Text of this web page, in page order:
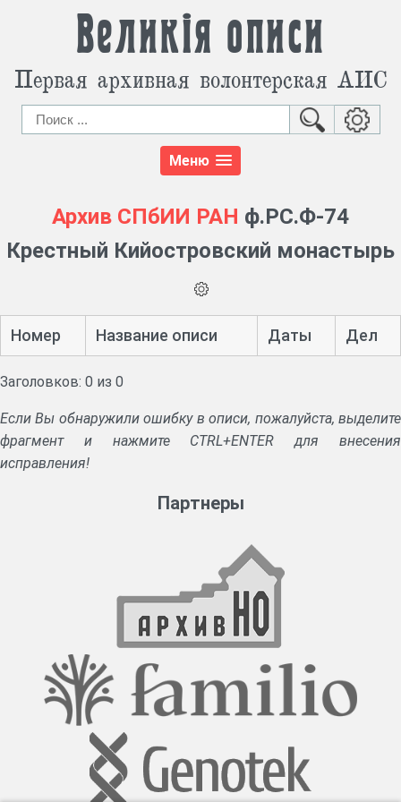
Великія описи
Первая архивная волонтерская АИС
Меню
Архив СПбИИ РАН ф.РС.Ф-74
Крестный Кийостровский монастырь
Номер Название описи Даты Дел
Заголовков: 0 из 0
Если Вы обнаружили ошибку в описи, пожалуйста, выделите
фрагмент и нажмите CTRL+ENTER для внесения
исправления!
Партнеры